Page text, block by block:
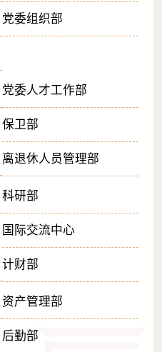
党委组织部
党委人才工作部
保卫部
离退休人员管理部
科研部
国际交流中心
计财部
资产管理部
后勤部